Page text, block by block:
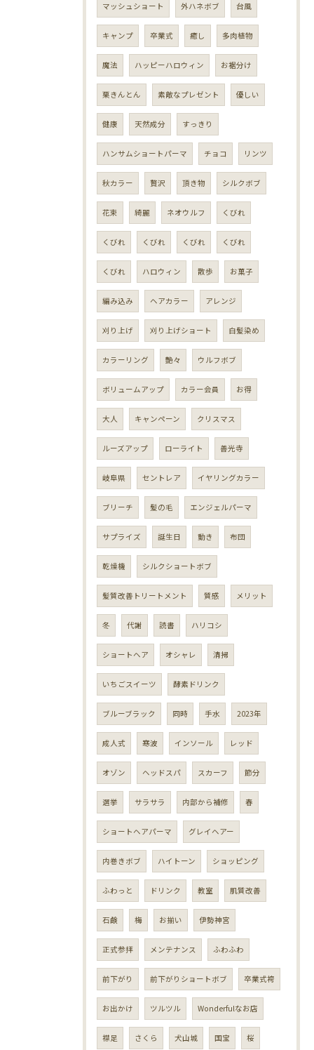
マッシュショート 外ハネボブ 台風
キャンプ 卒業式 癒し 多肉植物
魔法 ハッピーハロウィン お裾分け
栗きんとん 素敵なプレゼント 優しい
健康 天然成分 すっきり
ハンサムショートパーマ チョコ リンツ
秋カラー 贅沢 頂き物 シルクボブ
花束 綺麗 ネオウルフ くびれ
くびれ くびれ くびれ くびれ
くびれ ハロウィン 散歩 お菓子
編み込み ヘアカラー アレンジ
刈り上げ 刈り上げショート 白髪染め
カラーリング 艶々 ウルフボブ
ボリュームアップ カラー会員 お得
大人 キャンペーン クリスマス
ルーズアップ ローライト 善光寺
岐阜県 セントレア イヤリングカラー
ブリーチ 髪の毛 エンジェルパーマ
サプライズ 誕生日 動き 布団
乾燥機 シルクショートボブ
髪質改善トリートメント 質感 メリット
冬 代謝 読書 ハリコシ
ショートヘア オシャレ 清掃
いちごスイーツ 酵素ドリンク
ブルーブラック 同時 手水 2023年
成人式 寒波 インソール レッド
オゾン ヘッドスパ スカーフ 節分
選挙 サラサラ 内部から補修 春
ショートヘアパーマ グレイヘアー
内巻きボブ ハイトーン ショッピング
ふわっと ドリンク 教室 肌質改善
石鹸 梅 お揃い 伊勢神宮
正式参拝 メンテナンス ふわふわ
前下がり 前下がりショートボブ 卒業式袴
お出かけ ツルツル Wonderfulなお店
襟足 さくら 犬山城 国宝 桜